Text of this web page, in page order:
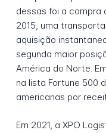
dessas foi a compra
2015, uma
aquisição
segunda maior
América do Norte.
na lista Fortune 500
americanas por
Em 2021, a XPO